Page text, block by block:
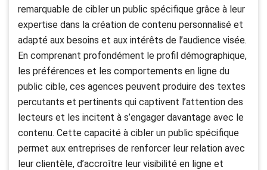
remarquable de cibler un public spécifique grâce à leur
expertise dans la création de contenu personnalisé et
adapté aux besoins et aux intérêts de l’audience visée.
En comprenant profondément le profil démographique,
les préférences et les comportements en ligne du
public cible, ces agences peuvent produire des textes
percutants et pertinents qui captivent l’attention des
lecteurs et les incitent à s’engager davantage avec le
contenu. Cette capacité à cibler un public spécifique
permet aux entreprises de renforcer leur relation avec
leur clientèle, d’accroître leur visibilité en ligne et